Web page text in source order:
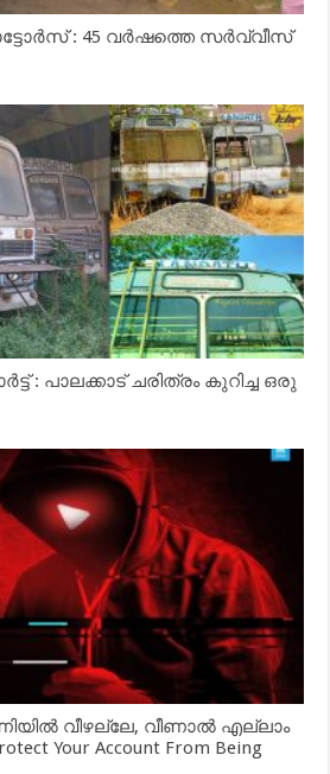
: 45 വർഷത്തെ സർവ്വീസ്
: പാലക്കാട് ചരിത്രം കുറിച്ച ഒരു
വീഴല്ലേ, വീണാൽ എല്ലാം
Your Account From Being